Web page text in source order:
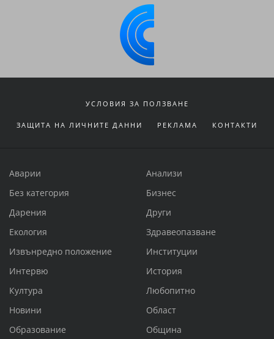
УСЛОВИЯ ЗА ПОЛЗВАНЕ
ЗАЩИТА НА ЛИЧНИТЕ ДАННИ РЕКЛАМА КОНТАКТИ
Аварии
Анализи
Без категория
Бизнес
Дарения
Други
Екология
Здравеопазване
Извънредно положение
Институции
Интервю
История
Култура
Любопитно
Новини
Област
Образование
Община